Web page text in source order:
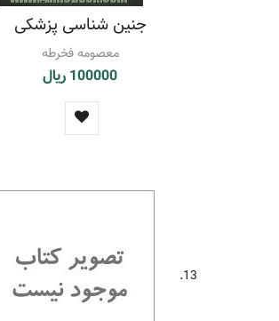
جنین شناسی پزشکی
معصومه فخرطه
100000 ریال
13.